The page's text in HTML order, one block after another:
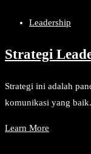
Leadership
Strategi
Strategi ini adalah
komunikasi yang baik.
Learn More